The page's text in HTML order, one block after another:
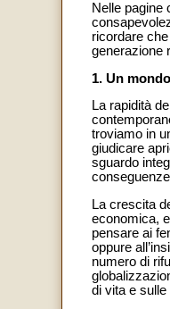
Nelle pagine
ricordare
generazione
1. Un
La rapidità
troviamo in
giudicare
sguardo
La crescita
economica,
pensare ai
oppure
numero di
di vita e sulle